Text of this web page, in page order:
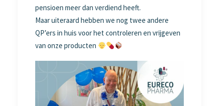
pensioen meer dan verdiend heeft.
Maar uiteraard hebben we nog twee andere
QP’ers in huis voor het controleren en vrijgeven
van onze producten